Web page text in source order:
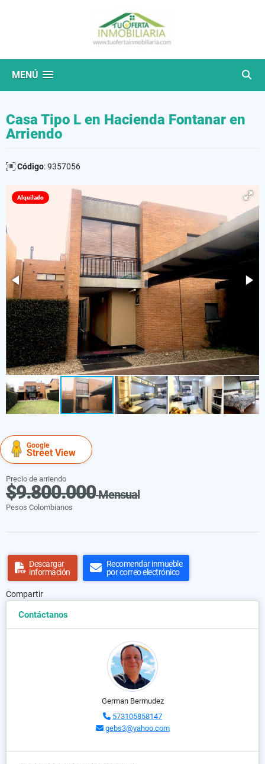
MENÚ
Casa Tipo L en Hacienda Fontanar en
Arriendo
Código: 9357056
Alquilado
Google
Street View
Precio de arriendo
$9.800.000Mensual
Pesos Colombianos
Descargar
información
Recomendar inmueble
por correo electrónico
Compartir
Contáctanos
German Bermudez
573105858147
gebs3@yahoo.com